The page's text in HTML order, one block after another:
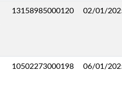
13158985000120 02/01/
10502273000198 06/01/